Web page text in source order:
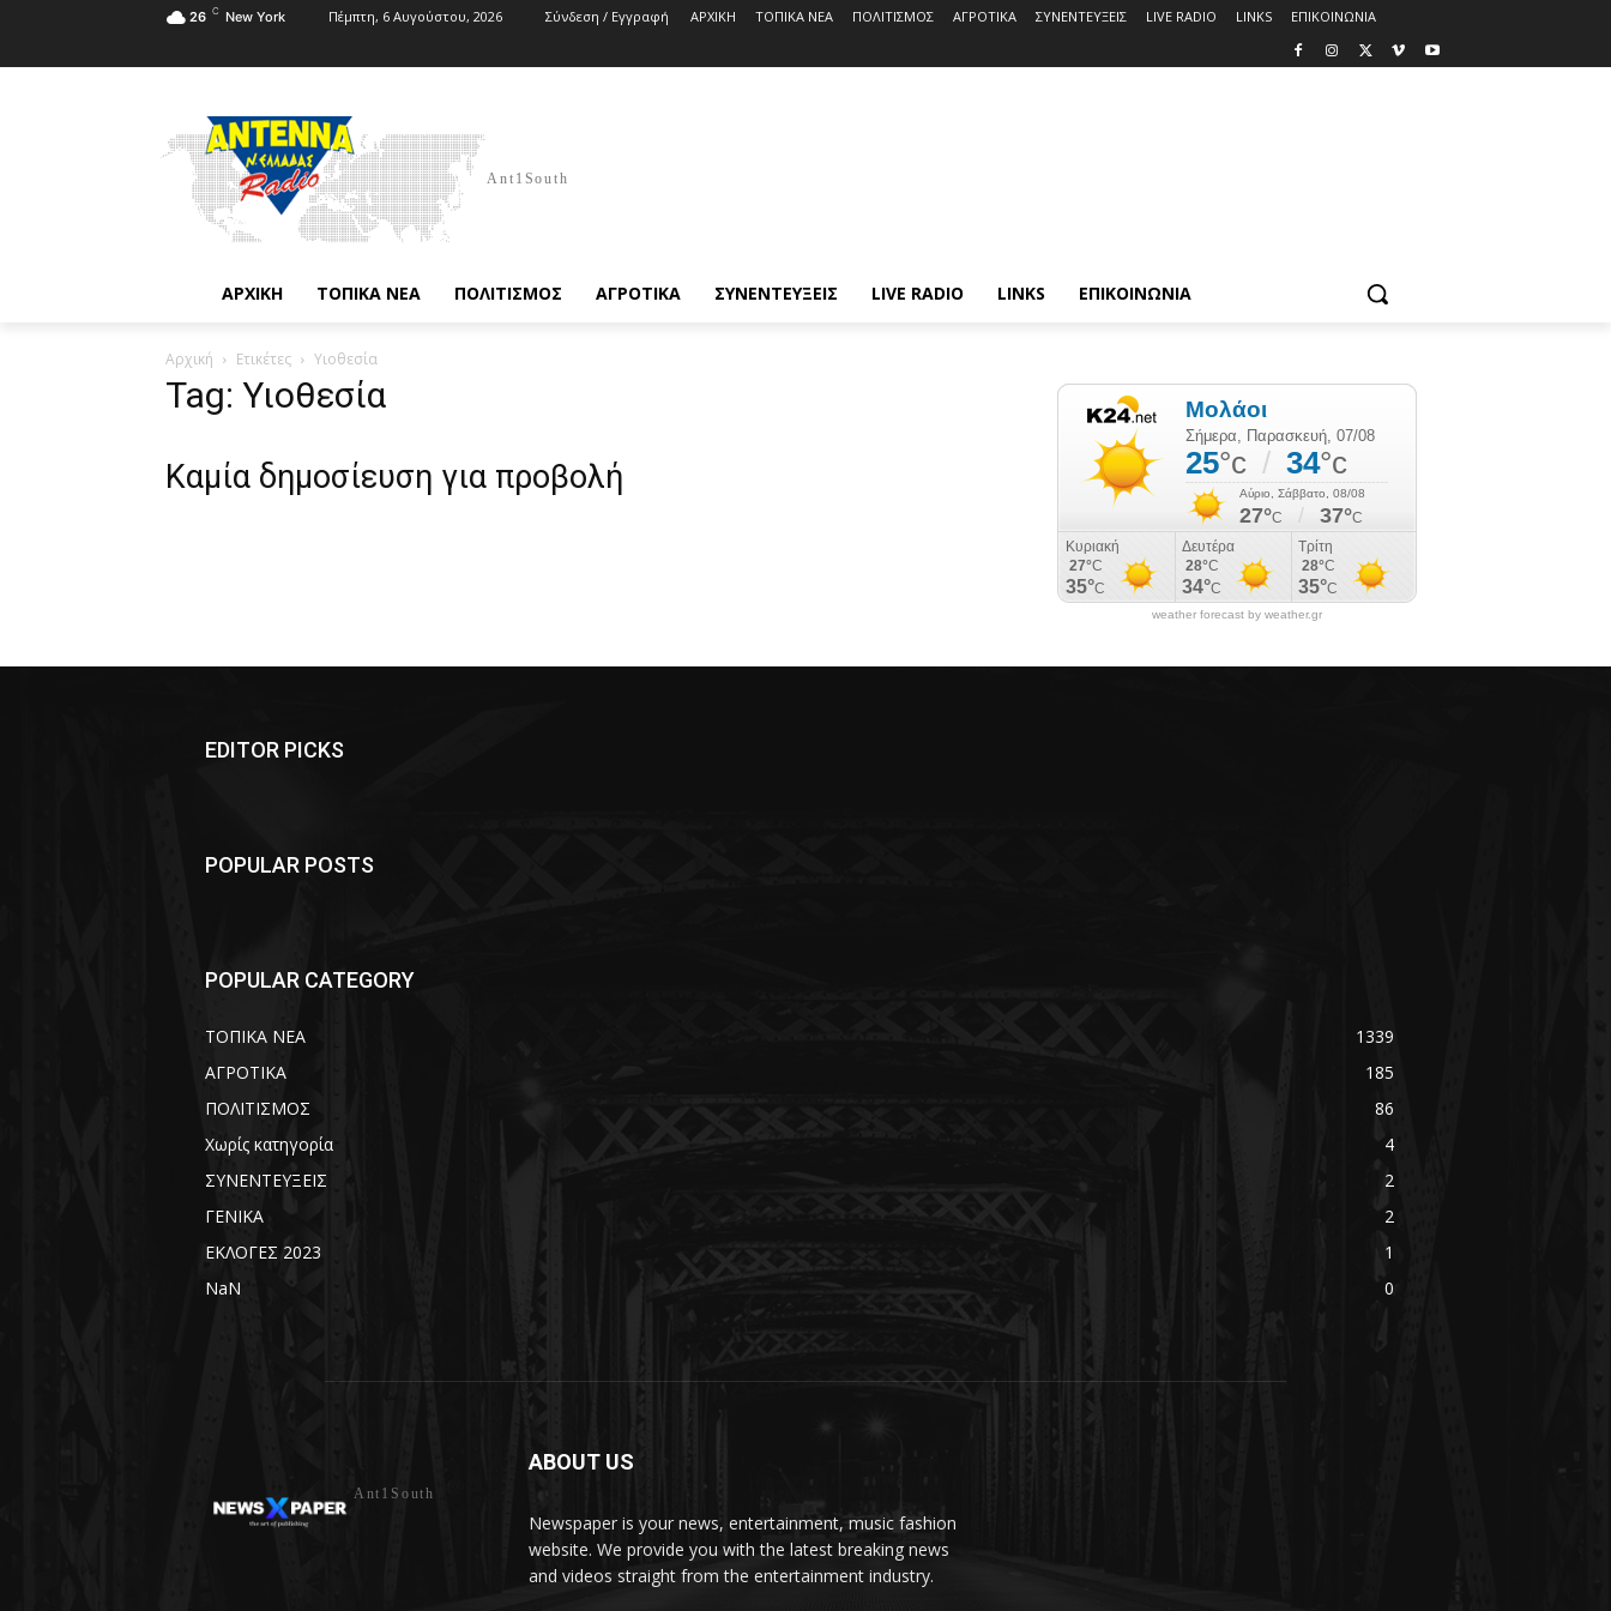
26 C New York Πέμπτη, 6 Αυγούστου, 2026 Σύνδεση / Εγγραφή ΑΡΧΙΚΗ ΤΟΠΙΚΑ ΝΕΑ ΠΟΛΙΤΙΣΜΟΣ ΑΓΡΟΤΙΚΑ ΣΥΝΕΝΤΕΥΞΕΙΣ LIVE RADIO LINKS ΕΠΙΚΟΙΝΩΝΙΑ
Ant1South
ΑΡΧΙΚΗ ΤΟΠΙΚΑ ΝΕΑ ΠΟΛΙΤΙΣΜΟΣ ΑΓΡΟΤΙΚΑ ΣΥΝΕΝΤΕΥΞΕΙΣ LIVE RADIO LINKS ΕΠΙΚΟΙΝΩΝΙΑ
Αρχική Ετικέτες Υιοθεσία
Tag: Υιοθεσία
Καμία δημοσίευση για προβολή
weather forecast by weather.gr
EDITOR PICKS
POPULAR POSTS
POPULAR CATEGORY
ΤΟΠΙΚΑ ΝΕΑ
1339
ΑΓΡΟΤΙΚΑ
185
ΠΟΛΙΤΙΣΜΟΣ
86
Χωρίς κατηγορία
4
ΣΥΝΕΝΤΕΥΞΕΙΣ
2
ΓΕΝΙΚΑ
2
ΕΚΛΟΓΕΣ 2023
1
NaN
0
Ant1South
ABOUT US
Newspaper is your news, entertainment, music fashion
website. We provide you with the latest breaking news
and videos straight from the entertainment industry.